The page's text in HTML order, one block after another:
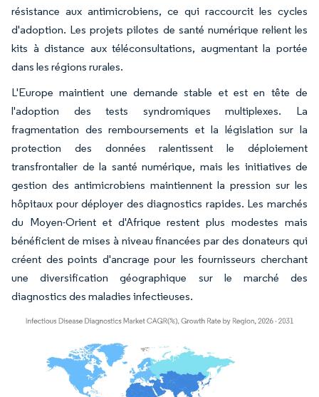
résistance aux antimicrobiens, ce qui raccourcit les cycles
d'adoption. Les projets pilotes de santé numérique relient les
kits à distance aux téléconsultations, augmentant la portée
dans les régions rurales.
L'Europe maintient une demande stable et est en tête de
l'adoption des tests syndromiques multiplexes. La
fragmentation des remboursements et la législation sur la
protection des données ralentissent le déploiement
transfrontalier de la santé numérique, mais les initiatives de
gestion des antimicrobiens maintiennent la pression sur les
hôpitaux pour déployer des diagnostics rapides. Les marchés
du Moyen-Orient et d'Afrique restent plus modestes mais
bénéficient de mises à niveau financées par des donateurs qui
créent des points d'ancrage pour les fournisseurs cherchant
une diversification géographique sur le marché des
diagnostics des maladies infectieuses.